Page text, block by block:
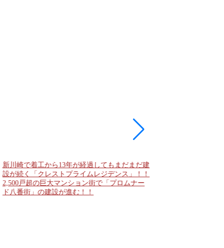
新川崎で着工から13年が経過してもまだまだ建
設が続く「クレストプライムレジデンス」！！
2,500戸超の巨大マンション街で「プロムナー
ド八番街」の建設が進む！！